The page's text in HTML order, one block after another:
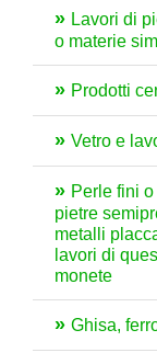
Lavori di
o materie
Prodotti
Vetro e
Perle fini
pietre
metalli
lavori di
monete
Ghisa,